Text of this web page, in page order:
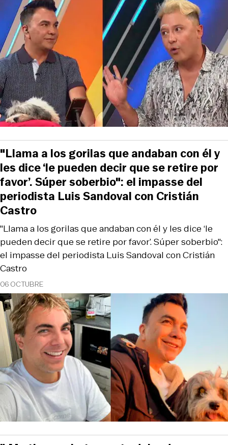
06 OCTUBRE
"Llama a los gorilas que andaban con él y les dice ‘le
pueden decir que se retire por favor’. Súper soberbio":
el impasse del periodista Luis Sandoval con Cristián
Castro
"Llama a los gorilas que andaban con él y
les dice ‘le pueden decir que se retire por
favor’. Súper soberbio": el impasse del
periodista Luis Sandoval con Cristián
Castro